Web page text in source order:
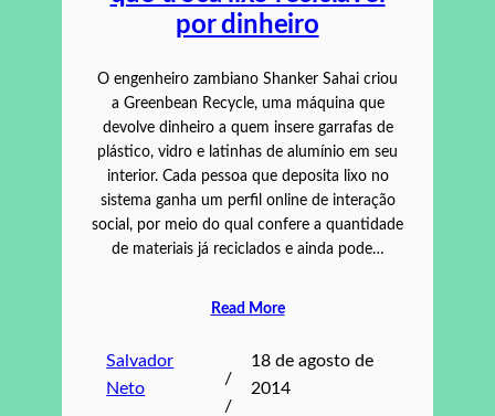
por dinheiro
O engenheiro zambiano Shanker Sahai criou
a Greenbean Recycle, uma máquina que
devolve dinheiro a quem insere garrafas de
plástico, vidro e latinhas de alumínio em seu
interior. Cada pessoa que deposita lixo no
sistema ganha um perfil online de interação
social, por meio do qual confere a quantidade
de materiais já reciclados e ainda pode…
Read More
Salvador
Neto
/
/
18 de agosto de
2014